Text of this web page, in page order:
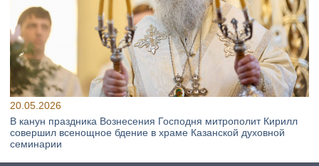
20.05.2026
В канун праздника Вознесения Господня митрополит Кирилл
совершил всенощное бдение в храме Казанской духовной
семинарии